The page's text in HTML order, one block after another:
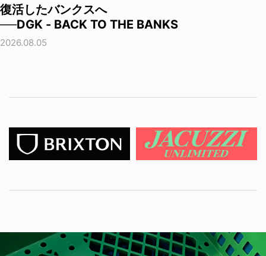
復活したバンクスへ
──DGK - BACK TO THE BANKS
2026.08.05